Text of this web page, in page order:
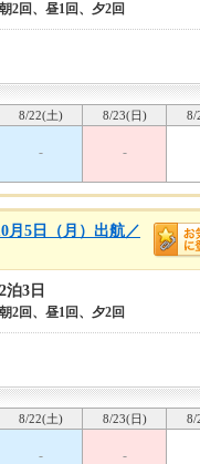
朝2回、昼1回、夕2回
8/22(土) 8/23(日) 8/
- -
月5日（月）出航／
2泊3日
朝2回、昼1回、夕2回
8/22(土) 8/23(日) 8/
- -